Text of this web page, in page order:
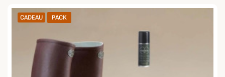
CADEAU PACK